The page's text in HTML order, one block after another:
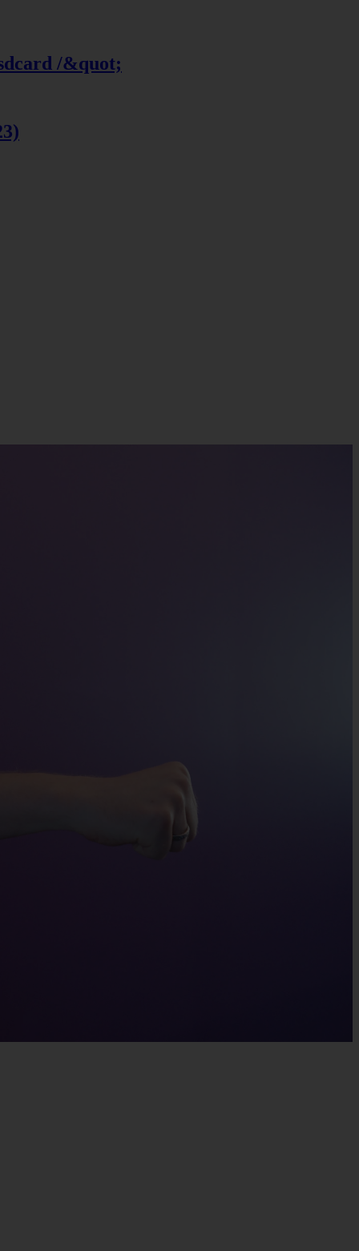
/&quot;